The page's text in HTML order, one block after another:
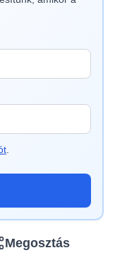
Megosztás